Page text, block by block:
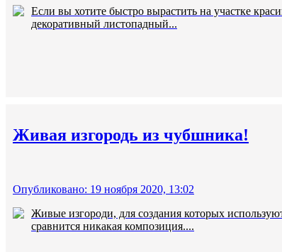
Если вы хотите быстро вырастить на участке
декоративный листопадный...
Живая изгородь из чубшника!
Опубликовано: 19 ноября 2020, 13:02
Живые изгороди, для создания которых
сравнится никакая композиция....